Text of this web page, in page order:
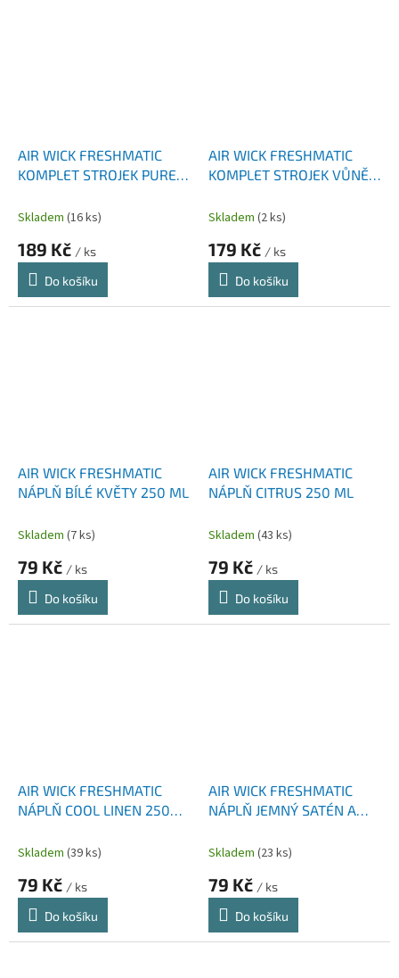
AIR WICK FRESHMATIC
KOMPLET STROJEK PURE
Skladem (16 ks)
189 Kč / ks
Do košíku
AIR WICK FRESHMATIC
KOMPLET STROJEK VŮNĚ
Skladem (2 ks)
179 Kč / ks
Do košíku
AIR WICK FRESHMATIC
NÁPLŇ BÍLÉ KVĚTY 250 ML
Skladem (7 ks)
79 Kč / ks
Do košíku
AIR WICK FRESHMATIC
NÁPLŇ CITRUS 250 ML
Skladem (43 ks)
79 Kč / ks
Do košíku
AIR WICK FRESHMATIC
NÁPLŇ COOL LINEN 250
Skladem (39 ks)
79 Kč / ks
Do košíku
AIR WICK FRESHMATIC
NÁPLŇ JEMNÝ SATÉN A
Skladem (23 ks)
79 Kč / ks
Do košíku